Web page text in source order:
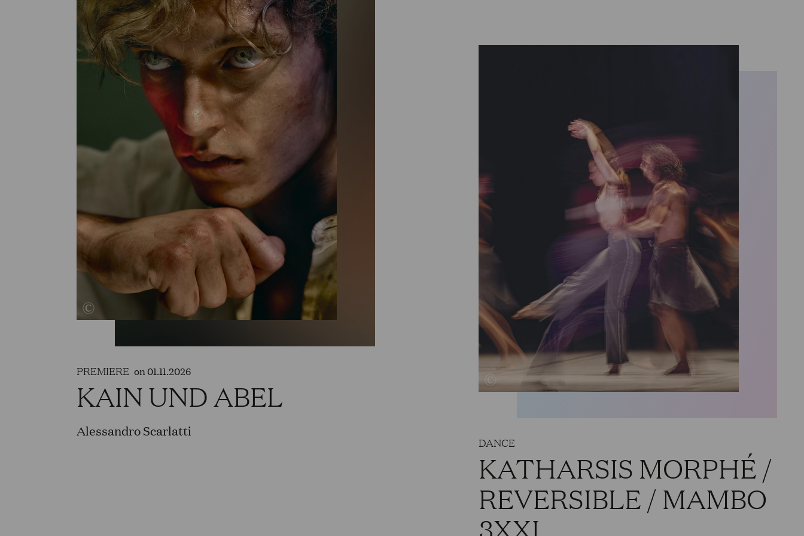
PREMIERE on 01.11.2026
KAIN UND ABEL
Alessandro Scarlatti
DANCE
KATHARSIS MORPHÉ /
REVERSIBLE / MAMBO
3XXI